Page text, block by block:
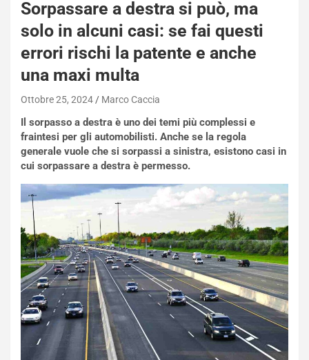
Sorpassare a destra si può, ma
solo in alcuni casi: se fai questi
errori rischi la patente e anche
una maxi multa
Ottobre 25, 2024 Marco Caccia
Il sorpasso a destra è uno dei temi più complessi e
fraintesi per gli automobilisti. Anche se la regola
generale vuole che si sorpassi a sinistra, esistono casi in
cui sorpassare a destra è permesso.